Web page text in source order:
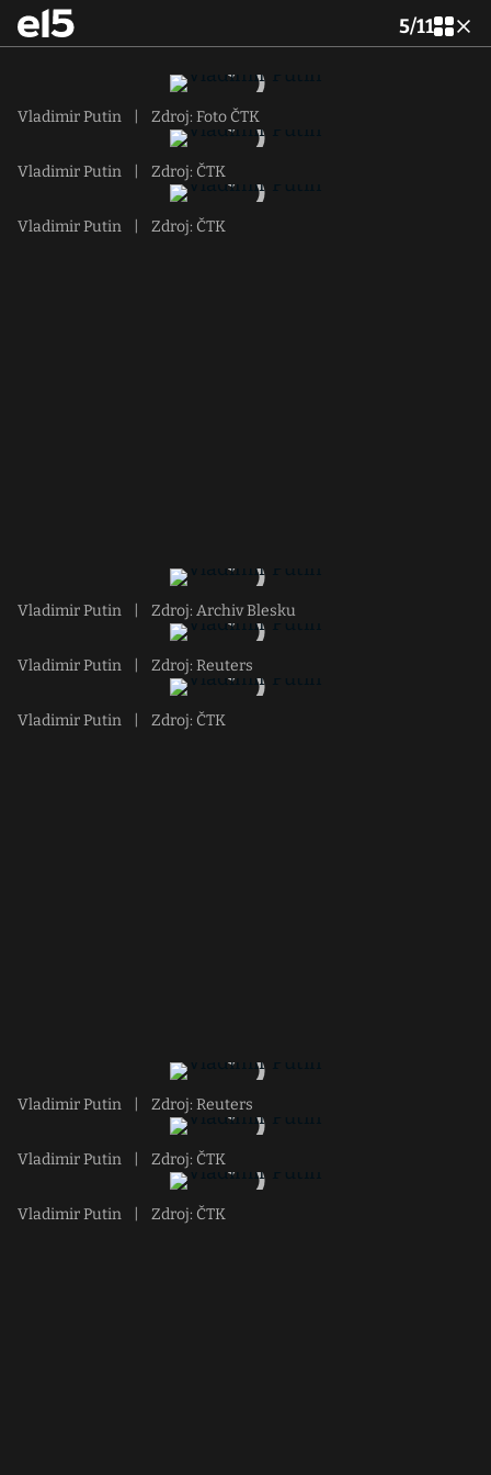
5/11
Vladimir Putin Zdroj: Foto ČTK
Vladimir Putin Zdroj: ČTK
Vladimir Putin Zdroj: ČTK
Vladimir Putin Zdroj: Archiv Blesku
Vladimir Putin Zdroj: Reuters
Vladimir Putin Zdroj: ČTK
Vladimir Putin Zdroj: Reuters
Vladimir Putin Zdroj: ČTK
Vladimir Putin Zdroj: ČTK